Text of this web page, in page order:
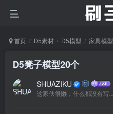
首页 D5素材 D5模型 家具模型
D5凳子模型20个
SHUAZIKU
这家伙很懒，什么都没有写...